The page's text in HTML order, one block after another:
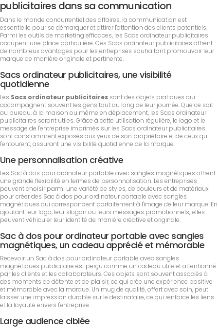
publicitaires dans sa communication
Dans le monde concurrentiel des affaires, la communication est
essentielle pour se démarquer et attirer l'attention des clients potentiels.
Parmi les outils de marketing efficaces, les Sacs ordinateur publicitaires
occupent une place particulière. Ces Sacs ordinateur publicitaires offrent
de nombreux avantages pour les entreprises souhaitant promouvoir leur
marque de manière originale et pertinente.
Sacs ordinateur publicitaires, une visibilité
quotidienne
Les Sacs ordinateur publicitaires sont des objets pratiques qui
accompagnent souvent les gens tout au long de leur journée. Que ce soit
au bureau, à la maison ou même en déplacement, les Sacs ordinateur
publicitaires seront utiles. Grâce à cette utilisation régulière, le logo et le
message de l'entreprise imprimés sur les Sacs ordinateur publicitaires
sont constamment exposés aux yeux de son propriétaire et de ceux qui
l'entourent, assurant une visibilité quotidienne de la marque.
Une personnalisation créative
Les Sac à dos pour ordinateur portable avec sangles magnétiques offrent
une grande flexibilité en termes de personnalisation. Les entreprises
peuvent choisir parmi une variété de styles, de couleurs et de matériaux
pour créer des Sac à dos pour ordinateur portable avec sangles
magnétiques qui correspondent parfaitement à l'image de leur marque. En
ajoutant leur logo, leur slogan ou leurs messages promotionnels, elles
peuvent véhiculer leur identité de manière créative et originale.
Sac à dos pour ordinateur portable avec sangles
magnétiques, un cadeau apprécié et mémorable
Recevoir un Sac à dos pour ordinateur portable avec sangles
magnétiques publicitaire est perçu comme un cadeau utile et attentionné
par les clients et les collaborateurs. Ces objets sont souvent associés à
des moments de détente et de plaisir, ce qui crée une expérience positive
et mémorable avec la marque. Un mug de qualité, offert avec soin, peut
laisser une impression durable sur le destinataire, ce qui renforce les liens
et la loyauté envers l'entreprise.
Large audience ciblée